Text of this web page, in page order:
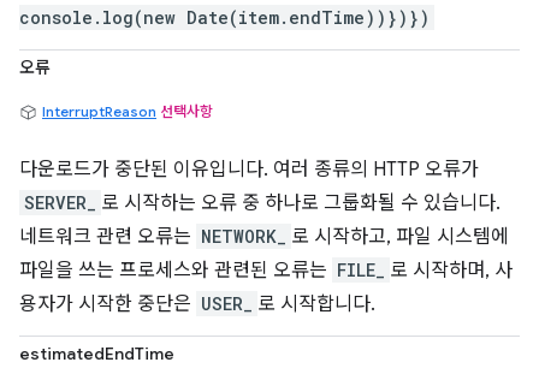
console.log(new Date(item.endTime))})})
오류
InterruptReason 선택사항
다운로드가 중단된 이유입니다. 여러 종류의 HTTP 오류가
SERVER_
로 시작하는 오류 중 하나로 그룹화될 수 있습니다.
네트워크 관련 오류는 NETWORK_
로 시작하고, 파일 시스템에
파일을 쓰는 프로세스와 관련된 오류는 FILE_
로 시작하며, 사
용자가 시작한 중단은 USER_ 로 시작합니다.
estimatedEndTime